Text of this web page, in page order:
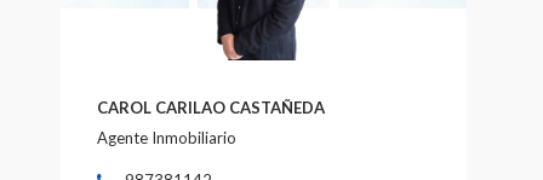
CAROL CARILAO CASTAÑEDA
Agente Inmobiliario